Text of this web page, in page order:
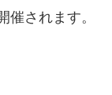
されます。